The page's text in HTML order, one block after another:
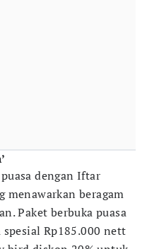
dengan Iftar
menawarkan beragam
Paket berbuka puasa
Rp185.000 nett